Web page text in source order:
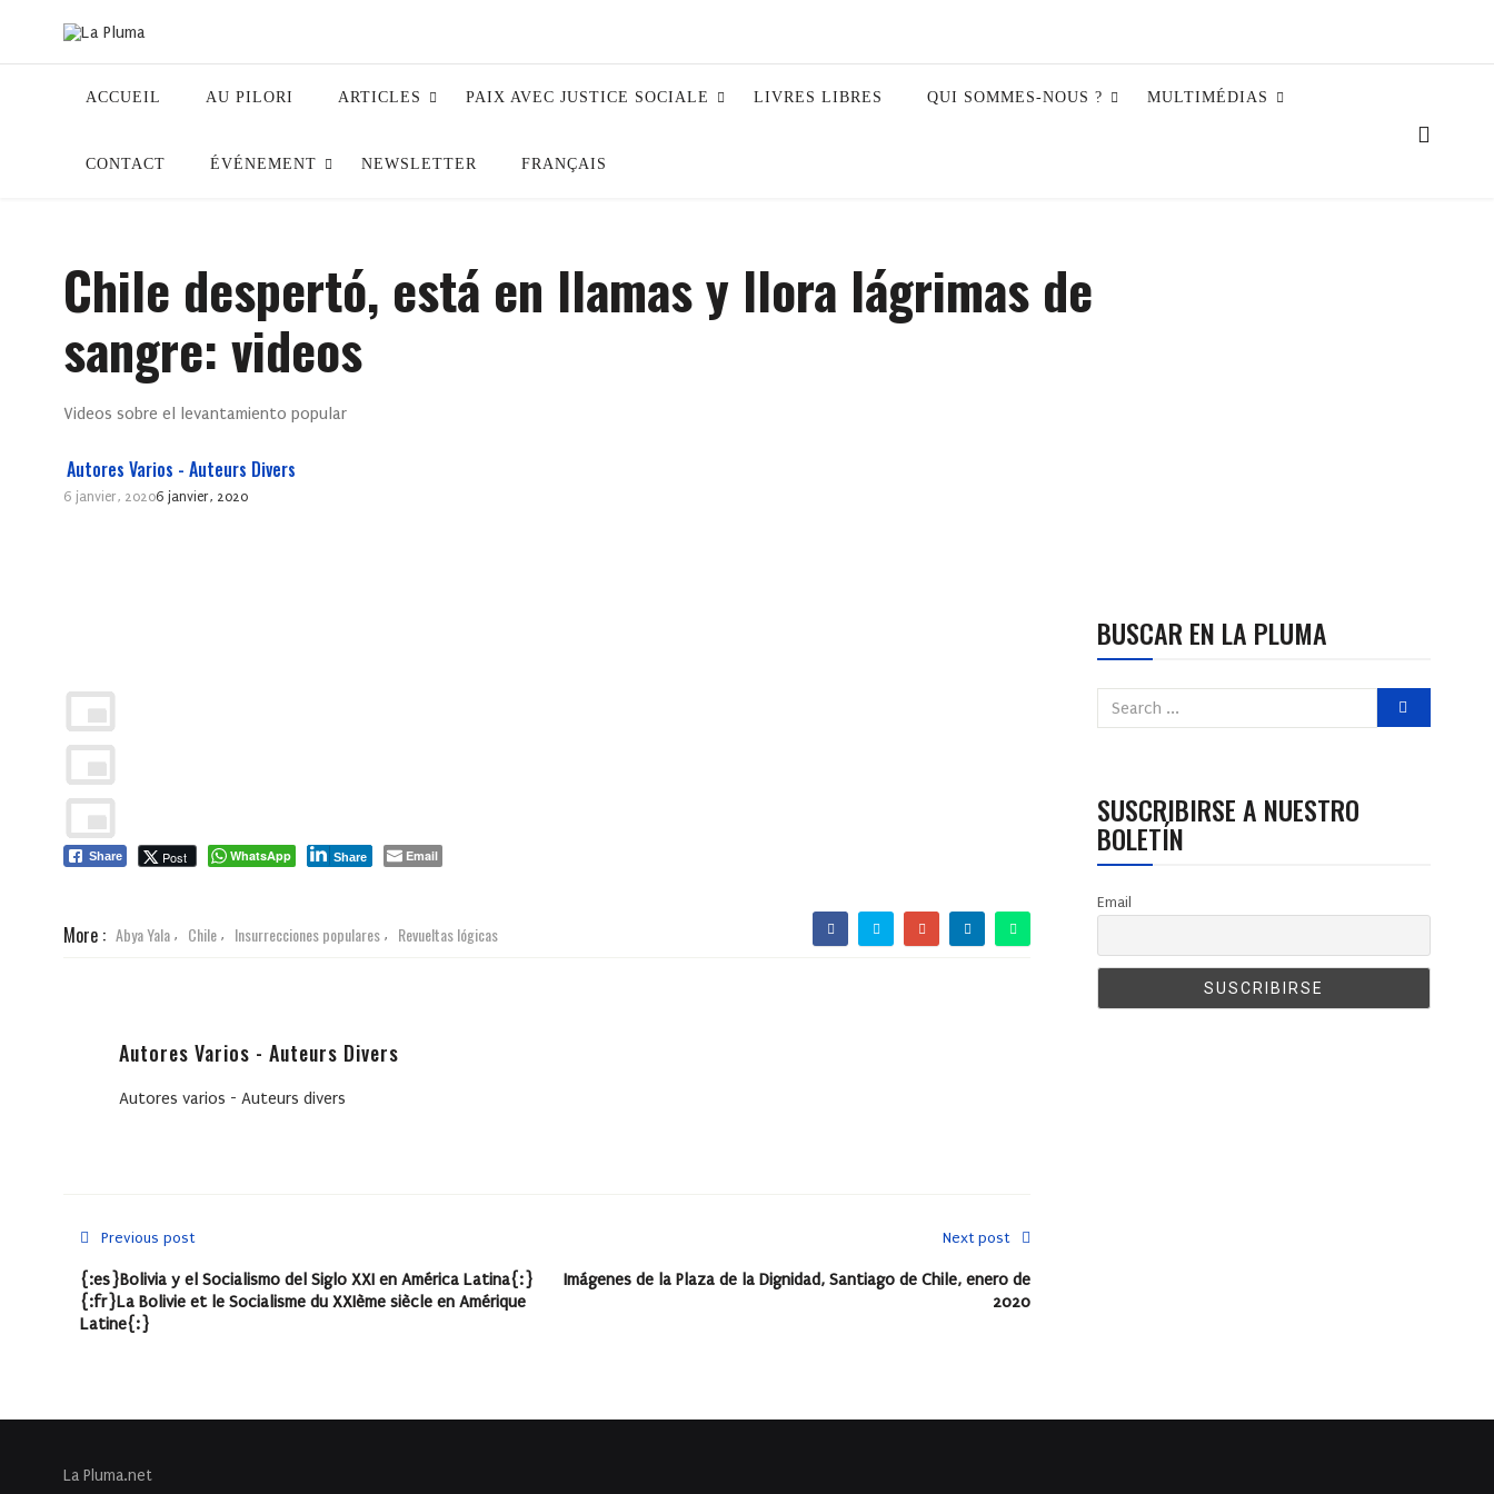
ACCUEIL AU PILORI ARTICLES PAIX AVEC JUSTICE SOCIALE LIVRES LIBRES QUI SOMMES-NOUS ? MULTIMÉDIAS
CONTACT ÉVÉNEMENT NEWSLETTER FRANÇAIS
Chile despertó, está en llamas y llora lágrimas de
sangre: videos
Videos sobre el levantamiento popular
Autores Varios - Auteurs Divers
6 janvier, 20206 janvier, 2020
Share Post WhatsApp Share Email
More : Abya Yala , Chile , Insurrecciones populares , Revueltas lógicas
Autores Varios - Auteurs Divers
Autores varios - Auteurs divers
Previous post
{:es}Bolivia y el Socialismo del Siglo XXI en América Latina{:}
{:fr}La Bolivie et le Socialisme du XXIème siècle en Amérique
Latine{:}
Next post
Imágenes de la Plaza de la Dignidad, Santiago de Chile, enero de
2020
BUSCAR EN LA PLUMA
SUSCRIBIRSE A NUESTRO
BOLETÍN
Email
La Pluma.net